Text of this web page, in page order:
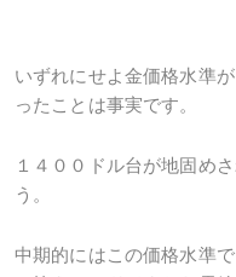
いずれにせよ金価格水準
ったことは事実です。
１４００ドル台が地固め
う。
中期的にはこの価格水準